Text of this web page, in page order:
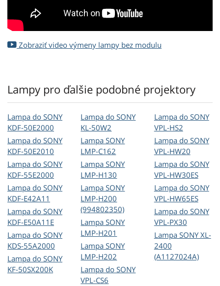
Zobraziť video výmeny lampy bez modulu
Lampy pro ďalšie podobné projektory
Lampa do SONY
KDF-50E2000
Lampa do SONY
KDF-50E2010
Lampa do SONY
KDF-55E2000
Lampa do SONY
KDF-E42A11
Lampa do SONY
KDF-E50A11E
Lampa do SONY
KDS-55A2000
Lampa do SONY
KF-50SX200K
Lampa do SONY
KL-50W2
Lampa SONY
LMP-C162
Lampa SONY
LMP-H130
Lampa SONY
LMP-H200
(994802350)
Lampa SONY
LMP-H201
Lampa SONY
LMP-H202
Lampa do SONY
VPL-CS6
Lampa do SONY
VPL-HS2
Lampa do SONY
VPL-HW20
Lampa do SONY
VPL-HW30ES
Lampa do SONY
VPL-HW65ES
Lampa do SONY
VPL-PX30
Lampa SONY XL-
2400
(A1127024A)